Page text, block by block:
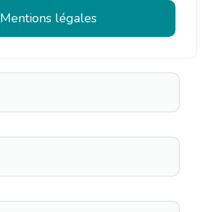
Mentions légales